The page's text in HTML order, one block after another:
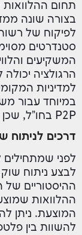
תחום
בצורה שונה
לפיקוח של
סטנדרטים
המשקיעים
הרגולציה
למדיניות
במיוחד עבור
P2P בחו"ל, שכן זה יכול להשפיע על הביטחון בהשקעה.
דרכים לניתוח
לפני
לבצע ניתוח
ההיסטוריים של
ההלוואות
המוצעת. ניתן
להשוות בין